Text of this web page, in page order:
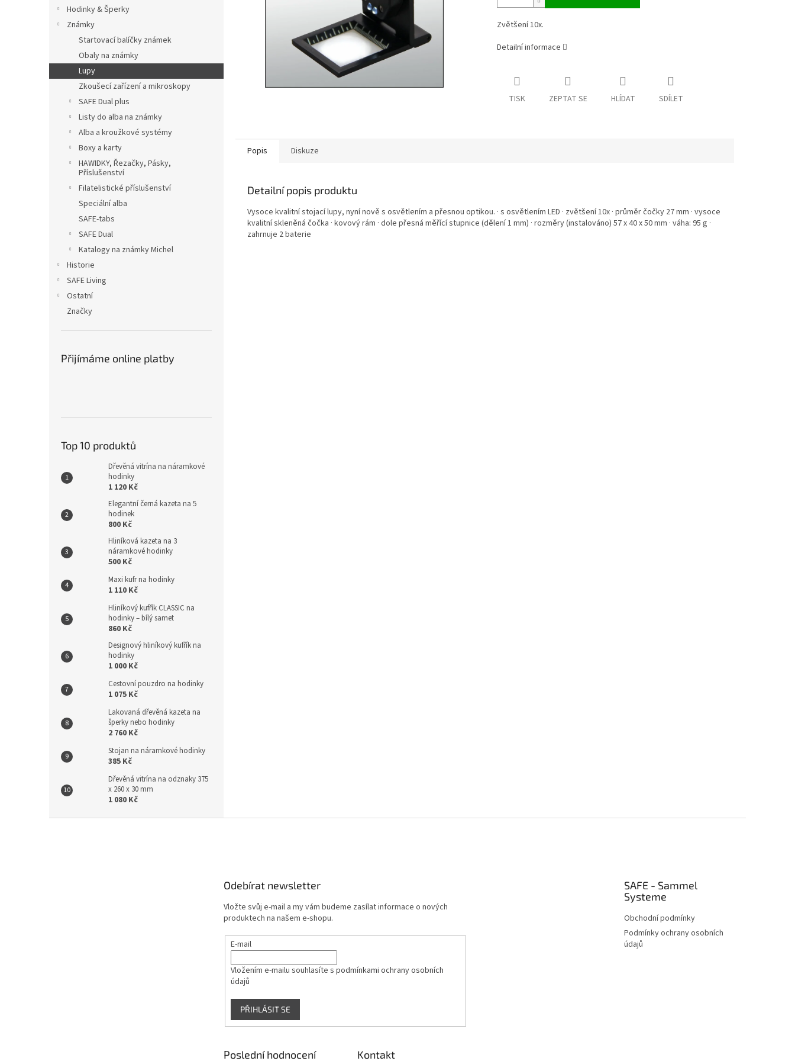
Hodinky & Šperky
Známky
Startovací balíčky známek
Obaly na známky
Lupy
Zkoušecí zařízení a mikroskopy
SAFE Dual plus
Listy do alba na známky
Alba a kroužkové systémy
Boxy a karty
HAWIDKY, Řezačky, Pásky,
Příslušenství
Filatelistické příslušenství
Speciální alba
SAFE-tabs
SAFE Dual
Katalogy na známky Michel
Historie
SAFE Living
Ostatní
Značky
Přijímáme online platby
Top 10 produktů
Dřevěná vitrína na náramkové
hodinky
1 120 Kč
Elegantní černá kazeta na 5
hodinek
800 Kč
Hliníková kazeta na 3
náramkové hodinky
500 Kč
Maxi kufr na hodinky
1 110 Kč
Hliníkový kufřík CLASSIC na
hodinky – bílý samet
860 Kč
Designový hliníkový kufřík na
hodinky
1 000 Kč
Cestovní pouzdro na hodinky
1 075 Kč
Lakovaná dřevěná kazeta na
šperky nebo hodinky
2 760 Kč
Stojan na náramkové hodinky
385 Kč
Dřevěná vitrína na odznaky 375
x 260 x 30 mm
1 080 Kč
Zvětšení 10x.
Detailní informace
TISK ZEPTAT SE HLÍDAT SDÍLET
Popis Diskuze
Detailní popis produktu
Vysoce kvalitní stojací lupy, nyní nově s osvětlením a přesnou optikou. · s osvětlením LED · zvětšení 10x · průměr čočky 27 mm · vysoce
kvalitní skleněná čočka · kovový rám · dole přesná měřící stupnice (dělení 1 mm) · rozměry (instalováno) 57 x 40 x 50 mm · váha: 95 g ·
zahrnuje 2 baterie
Odebírat newsletter
Vložte svůj e-mail a my vám budeme zasílat informace o nových
produktech na našem e-shopu.
E-mail
Vložením e-mailu souhlasíte s podmínkami ochrany osobních
údajů
PŘIHLÁSIT SE
SAFE - Sammel
Systeme
Obchodní podmínky
Podmínky ochrany osobních
údajů
Poslední hodnocení
Kontakt